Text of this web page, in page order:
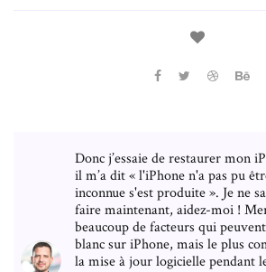
Donc j’essaie de restaurer mon
il m’a dit « l'iPhone n'a pas pu
inconnue s'est produite ». Je ne
faire maintenant, aidez-moi !
beaucoup de facteurs qui
blanc sur iPhone, mais le plus
la mise à jour logicielle pendant